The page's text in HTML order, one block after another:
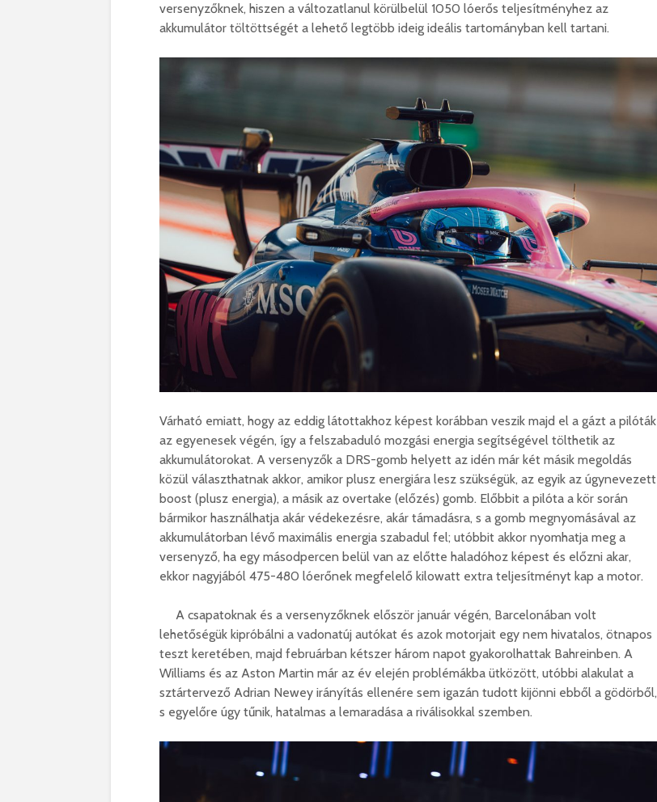
versenyzőknek, hiszen a változatlanul körülbelül 1050 lóerős teljesítményhez az
akkumulátor töltöttségét a lehető legtöbb ideig ideális tartományban kell tartani.
Várható emiatt, hogy az eddig látottakhoz képest korábban veszik majd el a gázt a pilóták
az egyenesek végén, így a felszabaduló mozgási energia segítségével tölthetik az
akkumulátorokat. A versenyzők a DRS-gomb helyett az idén már két másik megoldás
közül választhatnak akkor, amikor plusz energiára lesz szükségük, az egyik az úgynevezett
boost (plusz energia), a másik az overtake (előzés) gomb. Előbbit a pilóta a kör során
bármikor használhatja akár védekezésre, akár támadásra, s a gomb megnyomásával az
akkumulátorban lévő maximális energia szabadul fel; utóbbit akkor nyomhatja meg a
versenyző, ha egy másodpercen belül van az előtte haladóhoz képest és előzni akar,
ekkor nagyjából 475-480 lóerőnek megfelelő kilowatt extra teljesítményt kap a motor.
A csapatoknak és a versenyzőknek először január végén, Barcelonában volt
lehetőségük kipróbálni a vadonatúj autókat és azok motorjait egy nem hivatalos, ötnapos
teszt keretében, majd februárban kétszer három napot gyakorolhattak Bahreinben. A
Williams és az Aston Martin már az év elején problémákba ütközött, utóbbi alakulat a
sztártervező Adrian Newey irányítás ellenére sem igazán tudott kijönni ebből a gödörből,
s egyelőre úgy tűnik, hatalmas a lemaradása a riválisokkal szemben.